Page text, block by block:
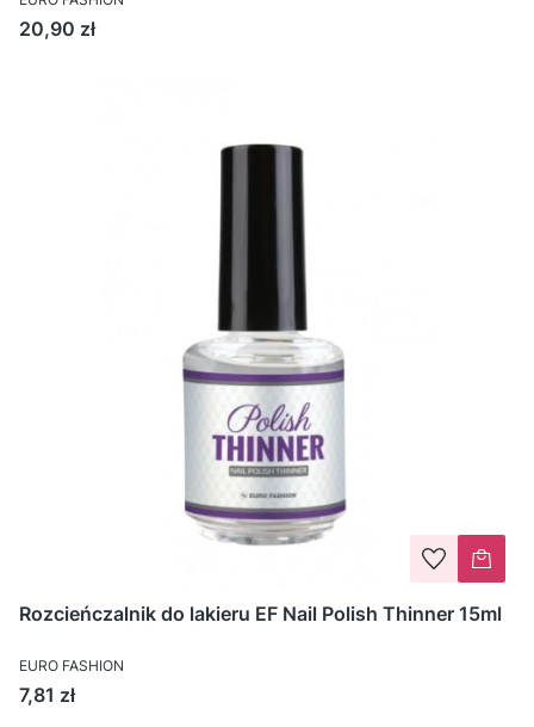
Cena
20,90 zł
Rozcieńczalnik do lakieru EF Nail Polish Thinner 15ml
EURO FASHION
Cena
7,81 zł